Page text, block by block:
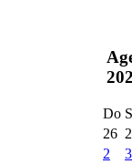
Do
26
2
3